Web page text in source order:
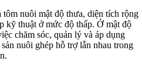
nuôi mật độ thưa, diện tích rộng
kỹ thuật ở mức độ thấp. Ở mật độ
chăm sóc, quản lý và áp dụng
nuôi ghép hỗ trợ lẫn nhau trong